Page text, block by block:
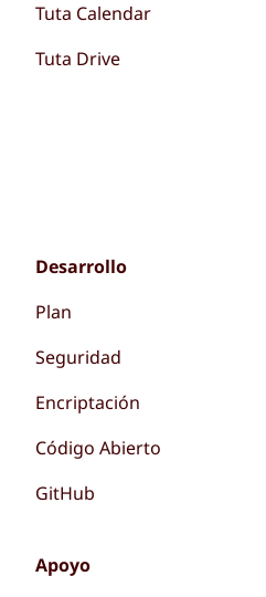
Tuta Calendar
Tuta Drive
Desarrollo
Plan
Seguridad
Encriptación
Código Abierto
GitHub
Apoyo